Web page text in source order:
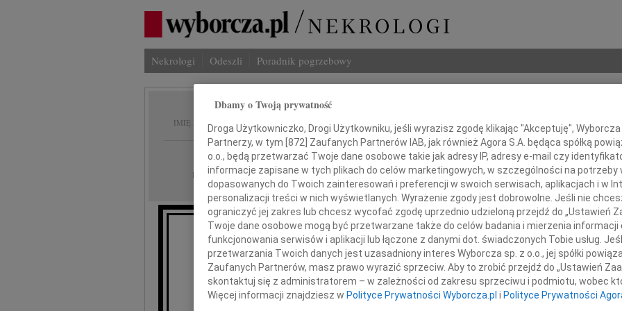
Nekrologi Odeszli Poradnik pogrzebowy
IMIĘ I NAZWISKO: Jacek Bladowski
REGION: cała Polska
DATA EMISJI: 08.07.2022
Po długich cierpieniach zmarł 30 czerwca 2022 roku w Warszawie
Jacek Bladowski
INNE
Dnia
3
Z
20
Dbamy o Twoją prywatność
Droga Użytkowniczko, Drogi Użytkowniku, jeśli wyrazisz zgodę klikając "Akceptuję",
Partnerzy, w tym [ 872 ] Zaufanych Partnerów IAB, jak również Agora S.A. będąca spółką
o.o., będą przetwarzać Twoje dane osobowe takie jak adresy IP, adresy e-mail czy
informacje zapisane w tych plikach do celów marketingowych, w szczególności na potrzeby
dopasowanych do Twoich zainteresowań i preferencji w swoich serwisach, aplikacjach i w
personalizacji treści w nich wyświetlanych. Wyrażenie zgody jest dobrowolne. Jeśli nie
ograniczyć jej zakres lub chcesz wycofać zgodę uprzednio udzieloną przejdź do „Ustawień
Twoje dane osobowe mogą być przetwarzane także do celów badania i mierzenia
funkcjonowania serwisów i aplikacji lub łączone z danymi dot. świadczonych Tobie usług.
przetwarzania Twoich danych jest uzasadniony interes Wyborcza sp. z o.o., jej spółki
Zaufanych Partnerów, masz prawo wyrazić sprzeciw. Aby to zrobić przejdź do „Ustawień
skontaktuj się z administratorem – w zależności od zakresu sprzeciwu i podmiotu, wobec
Więcej informacji znajdziesz w Polityce Prywatności Wyborcza.pl i Polityce Prywatności